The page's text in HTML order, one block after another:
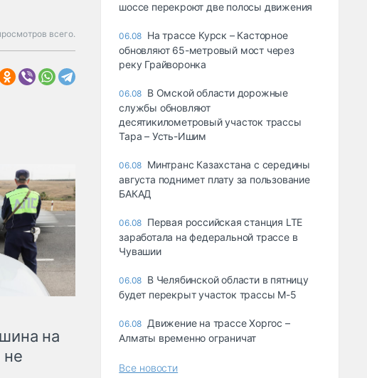
всего.
на
не
шоссе перекроют две полосы движения
06.08 На трассе Курск – Касторное
обновляют 65-метровый мост через
реку Грайворонка
06.08 В Омской области дорожные
службы обновляют
десятикилометровый участок трассы
Тара – Усть-Ишим
06.08 Минтранс Казахстана с середины
августа поднимет плату за пользование
БАКАД
06.08 Первая российская станция LTE
заработала на федеральной трассе в
Чувашии
06.08 В Челябинской области в пятницу
будет перекрыт участок трассы М-5
06.08 Движение на трассе Хоргос –
Алматы временно ограничат
Все новости